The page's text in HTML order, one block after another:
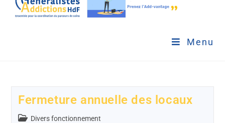
Menu
Fermeture annuelle des locaux
Divers fonctionnement